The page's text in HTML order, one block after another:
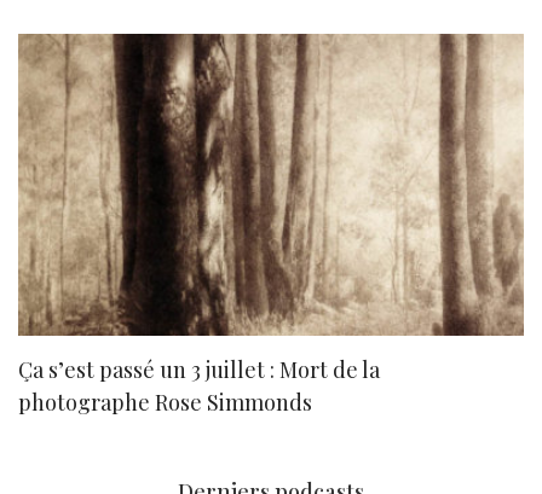
Ça s’est passé un 3 juillet : Mort de la
photographe Rose Simmonds